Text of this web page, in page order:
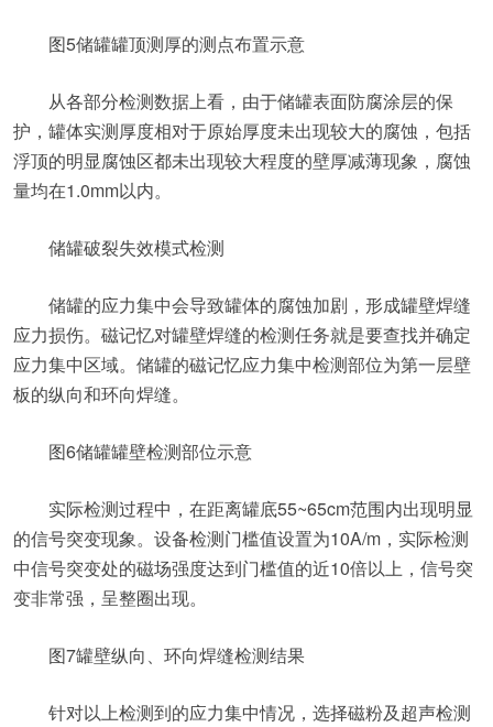
图5储罐罐顶测厚的测点布置示意
从各部分检测数据上看，由于储罐表面防腐涂层的保
护，罐体实测厚度相对于原始厚度未出现较大的腐蚀，包括
浮顶的明显腐蚀区都未出现较大程度的壁厚减薄现象，腐蚀
量均在1.0mm以内。
储罐破裂失效模式检测
储罐的应力集中会导致罐体的腐蚀加剧，形成罐壁焊缝
应力损伤。磁记忆对罐壁焊缝的检测任务就是要查找并确定
应力集中区域。储罐的磁记忆应力集中检测部位为第一层壁
板的纵向和环向焊缝。
图6储罐罐壁检测部位示意
实际检测过程中，在距离罐底55~65cm范围内出现明显
的信号突变现象。设备检测门槛值设置为10A/m，实际检测
中信号突变处的磁场强度达到门槛值的近10倍以上，信号突
变非常强，呈整圈出现。
图7罐壁纵向、环向焊缝检测结果
针对以上检测到的应力集中情况，选择磁粉及超声检测